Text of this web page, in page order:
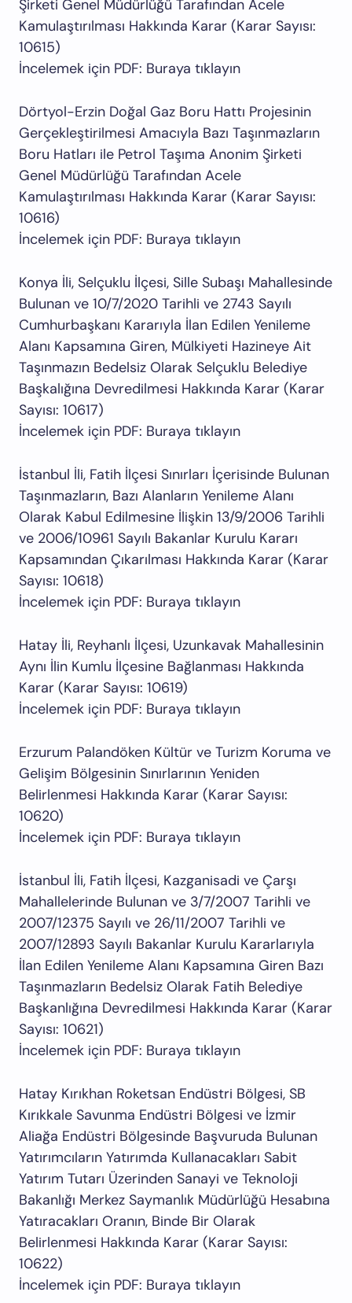
Şirketi Genel Müdürlüğü Tarafından Acele
Kamulaştırılması Hakkında Karar (Karar Sayısı:
10615)
İncelemek için PDF: Buraya tıklayın
Dörtyol-Erzin Doğal Gaz Boru Hattı Projesinin
Gerçekleştirilmesi Amacıyla Bazı Taşınmazların
Boru Hatları ile Petrol Taşıma Anonim Şirketi
Genel Müdürlüğü Tarafından Acele
Kamulaştırılması Hakkında Karar (Karar Sayısı:
10616)
İncelemek için PDF: Buraya tıklayın
Konya İli, Selçuklu İlçesi, Sille Subaşı Mahallesinde
Bulunan ve 10/7/2020 Tarihli ve 2743 Sayılı
Cumhurbaşkanı Kararıyla İlan Edilen Yenileme
Alanı Kapsamına Giren, Mülkiyeti Hazineye Ait
Taşınmazın Bedelsiz Olarak Selçuklu Belediye
Başkalığına Devredilmesi Hakkında Karar (Karar
Sayısı: 10617)
İncelemek için PDF: Buraya tıklayın
İstanbul İli, Fatih İlçesi Sınırları İçerisinde Bulunan
Taşınmazların, Bazı Alanların Yenileme Alanı
Olarak Kabul Edilmesine İlişkin 13/9/2006 Tarihli
ve 2006/10961 Sayılı Bakanlar Kurulu Kararı
Kapsamından Çıkarılması Hakkında Karar (Karar
Sayısı: 10618)
İncelemek için PDF: Buraya tıklayın
Hatay İli, Reyhanlı İlçesi, Uzunkavak Mahallesinin
Aynı İlin Kumlu İlçesine Bağlanması Hakkında
Karar (Karar Sayısı: 10619)
İncelemek için PDF: Buraya tıklayın
Erzurum Palandöken Kültür ve Turizm Koruma ve
Gelişim Bölgesinin Sınırlarının Yeniden
Belirlenmesi Hakkında Karar (Karar Sayısı:
10620)
İncelemek için PDF: Buraya tıklayın
İstanbul İli, Fatih İlçesi, Kazganisadi ve Çarşı
Mahallelerinde Bulunan ve 3/7/2007 Tarihli ve
2007/12375 Sayılı ve 26/11/2007 Tarihli ve
2007/12893 Sayılı Bakanlar Kurulu Kararlarıyla
İlan Edilen Yenileme Alanı Kapsamına Giren Bazı
Taşınmazların Bedelsiz Olarak Fatih Belediye
Başkanlığına Devredilmesi Hakkında Karar (Karar
Sayısı: 10621)
İncelemek için PDF: Buraya tıklayın
Hatay Kırıkhan Roketsan Endüstri Bölgesi, SB
Kırıkkale Savunma Endüstri Bölgesi ve İzmir
Aliağa Endüstri Bölgesinde Başvuruda Bulunan
Yatırımcıların Yatırımda Kullanacakları Sabit
Yatırım Tutarı Üzerinden Sanayi ve Teknoloji
Bakanlığı Merkez Saymanlık Müdürlüğü Hesabına
Yatıracakları Oranın, Binde Bir Olarak
Belirlenmesi Hakkında Karar (Karar Sayısı:
10622)
İncelemek için PDF: Buraya tıklayın